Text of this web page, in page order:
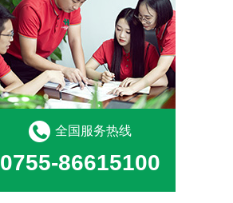
全国服务热线
0755-86615100